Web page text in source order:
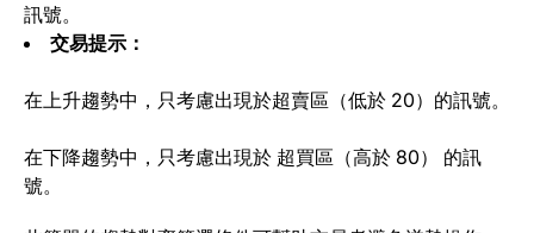
訊號。
交易提示：
在上升趨勢中，只考慮出現於超賣區（低於 20）的訊號。
在下降趨勢中，只考慮出現於 超買區（高於 80） 的訊
號。